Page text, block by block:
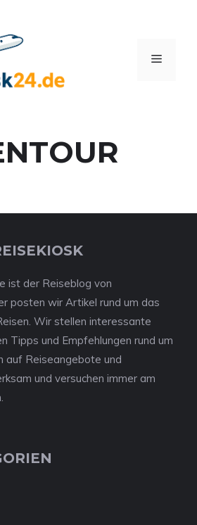
Menü
ist der Reiseblog von
posten wir Artikel rund um das
Wir stellen interessante
Tipps und Empfehlungen rund um
auf Reiseangebote und
und versuchen immer am